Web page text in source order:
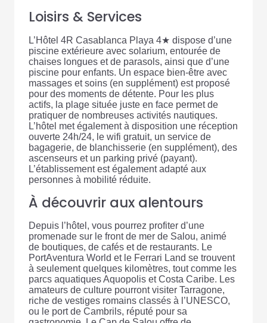
Loisirs & Services
L’Hôtel 4R Casablanca Playa 4★ dispose d’une
piscine extérieure avec solarium, entourée de
chaises longues et de parasols, ainsi que d’une
piscine pour enfants. Un espace bien-être avec
massages et soins (en supplément) est proposé
pour des moments de détente. Pour les plus
actifs, la plage située juste en face permet de
pratiquer de nombreuses activités nautiques.
L’hôtel met également à disposition une réception
ouverte 24h/24, le wifi gratuit, un service de
bagagerie, de blanchisserie (en supplément), des
ascenseurs et un parking privé (payant).
L’établissement est également adapté aux
personnes à mobilité réduite.
À découvrir aux alentours
Depuis l’hôtel, vous pourrez profiter d’une
promenade sur le front de mer de Salou, animé
de boutiques, de cafés et de restaurants. Le
PortAventura World et le Ferrari Land se trouvent
à seulement quelques kilomètres, tout comme les
parcs aquatiques Aquopolis et Costa Caribe. Les
amateurs de culture pourront visiter Tarragone,
riche de vestiges romains classés à l’UNESCO,
ou le port de Cambrils, réputé pour sa